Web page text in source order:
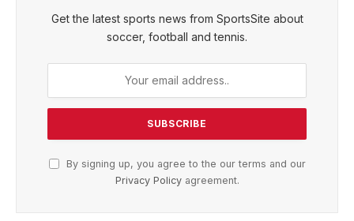
Get the latest sports news from SportsSite about
soccer, football and tennis.
By signing up, you agree to the our terms and our
Privacy Policyagreement.